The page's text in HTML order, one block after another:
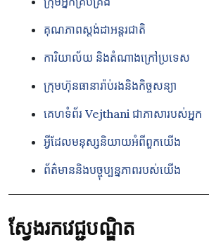
គុណភាពស្តង់ដាអន្តរជាតិ
ការិយាល័យ និងតំណាងក្រៅប្រទេស
ក្រុមហ៊ុនធានារ៉ាប់រងនិងកិច្ចសន្យា
គេហទំព័រ Vejthani ជាភាសារបស់អ្នក
អ្វីដែលមនុស្សនិយាយអំពីពួកយើង
ព័ត៌មាននិងបច្ចុប្បន្នភាពរបស់យើង
ស្វែងរកវេជ្ជបណ្ឌិត